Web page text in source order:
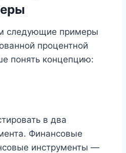
следующие примеры
процентной
понять концепцию:
в два
Финансовые
инструменты —